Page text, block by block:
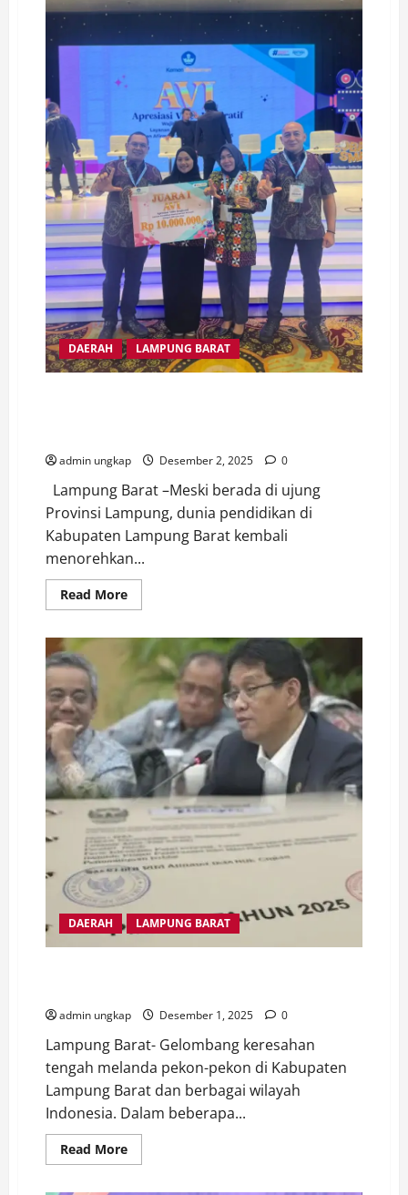
Gembong
Sabu
Ton
Akhirnya
Tertangkap
DAERAH LAMPUNG BARAT
admin ungkap Desember 2, 2025 0
Lampung Barat –Meski berada di ujung
Provinsi Lampung, dunia pendidikan di
Kabupaten Lampung Barat kembali
menorehkan...
Read MoreRead
more
Bangga
atas
Prestasi
Gemilang
SMPN
1
Atap
Batu
Brak
Raih
Juara
I
Nasional
Lomba
AVI,
Bukti
Kemajuan
Pendidikan
di
Lampung
Barat
DAERAH LAMPUNG BARAT
admin ungkap Desember 1, 2025 0
Lampung Barat- Gelombang keresahan
tengah melanda pekon-pekon di Kabupaten
Lampung Barat dan berbagai wilayah
Indonesia. Dalam beberapa...
Read MoreRead
more